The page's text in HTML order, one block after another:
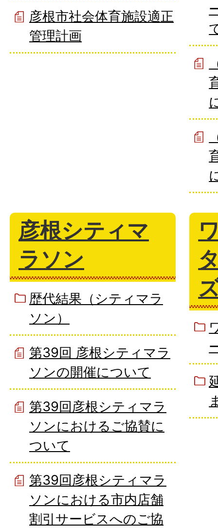
彦根市社会体育施設適正
管理計画
彦根シティマ
ラソン
歴代結果（シティマラ
ソン）
第39回 彦根シティマラ
ソンの開催について
第39回彦根シティマラ
ソンにおけるご協賛に
ついて
第39回彦根シティマラ
ソンにおける市内店舗
割引サービスへのご協